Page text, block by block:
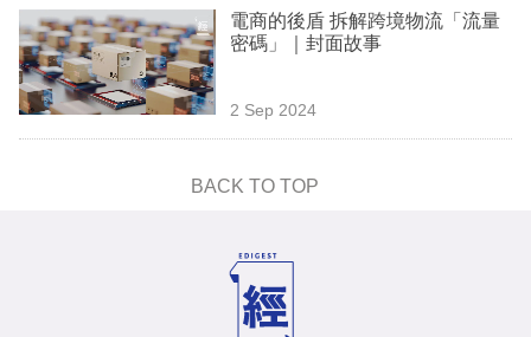
職
場
生
電商的後盾 拆解跨境物流「流量
密碼」｜封面故事
2 Sep 2024
BACK TO TOP